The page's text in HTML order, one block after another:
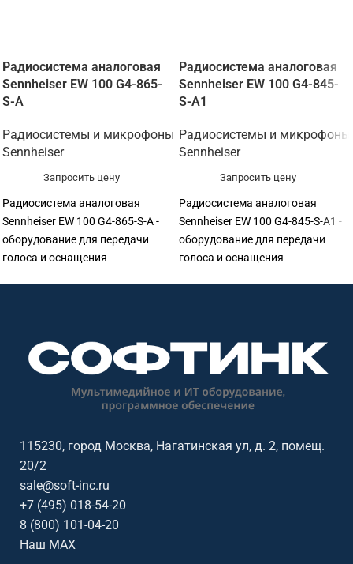
Радиосистема аналоговая
Sennheiser EW 100 G4-865-
S-A
Радиосистемы и микрофоны
Sennheiser
Запросить цену
Радиосистема аналоговая
Sennheiser EW 100 G4-865-S-A -
оборудование для передачи
голоса и оснащения
мест сотрудников. Софтинк
помогает подобрать
оборудование под задачу,
помещение, совместимость и
Sennheiser.
Радиосистема аналоговая
Sennheiser EW 100 G4-845-
S-A1
Радиосистемы и микрофоны
Sennheiser
Запросить цену
Радиосистема аналоговая
Sennheiser EW 100 G4-845-S-A1 -
оборудование для передачи
голоса и оснащения
мест сотрудников. Софтинк
помогает подобрать
оборудование под задачу,
помещение, совместимость и
115230, город Москва, Нагатинская ул, д. 2, помещ.
20/2
sale@soft-inc.ru
+7 (495) 018-54-20
8 (800) 101-04-20
Наш MAX